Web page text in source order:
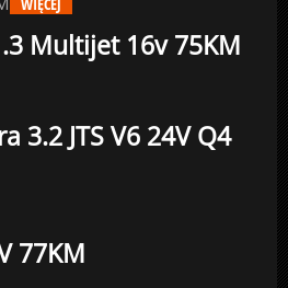
Multijet 16v 75KM
3.2 JTS V6 24V Q4
77KM